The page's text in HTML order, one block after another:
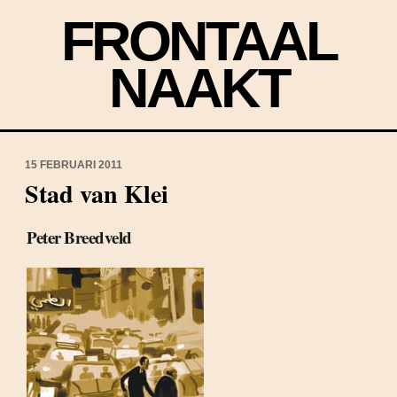
FRONTAAL
NAAKT
15 FEBRUARI 2011
Stad van Klei
Peter Breedveld